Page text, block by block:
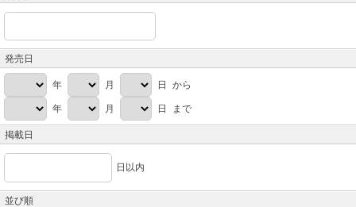
発売日
年 月 日 から
年 月 日 まで
掲載日
日以内
並び順